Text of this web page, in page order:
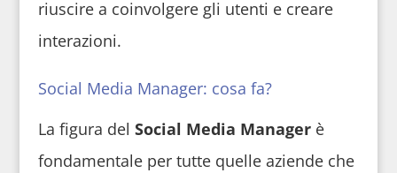
riuscire a coinvolgere gli utenti e creare
interazioni.
Social Media Manager: cosa fa?
La figura del Social Media Managerè
fondamentale per tutte quelle aziende che